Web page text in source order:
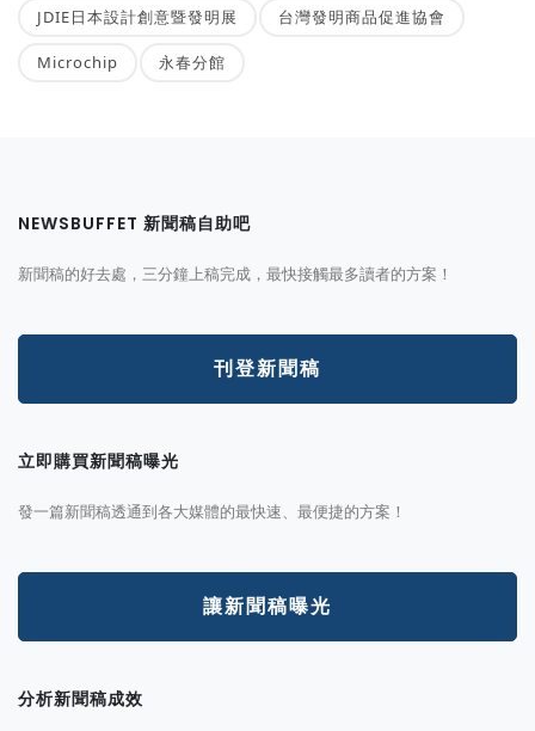
JDIE日本設計創意暨發明展 台灣發明商品促進協會
Microchip 永春分館
NEWSBUFFET 新聞稿自助吧
新聞稿的好去處，三分鐘上稿完成，最快接觸最多讀者的方案！
刊登新聞稿
立即購買新聞稿曝光
發一篇新聞稿透通到各大媒體的最快速、最便捷的方案！
讓新聞稿曝光
分析新聞稿成效